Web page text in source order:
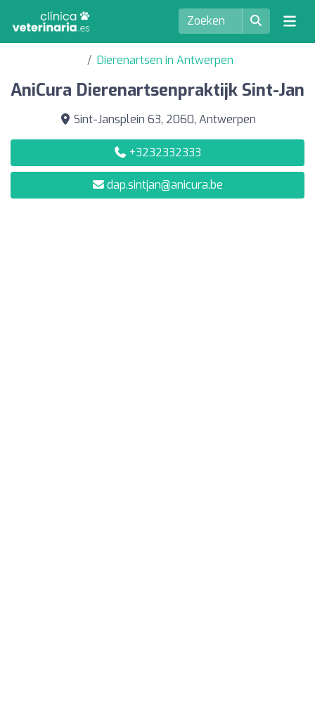
Dierenartsen in Antwerpen
AniCura Dierenartsenpraktijk Sint-Jan
Sint-Jansplein 63, 2060, Antwerpen
+3232332333
dap.sintjan@anicura.be